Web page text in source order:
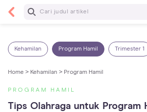
Baca Selanjutnya
Kehamilan Program Hamil Trimester 1
Home > Kehamilan > Program Hamil
PROGRAM HAMIL
Tips Olahraga untuk Program